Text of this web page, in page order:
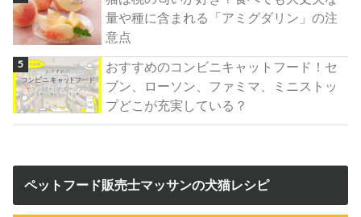
量や種に含まれる「アミグダリン」の注
意点
おすすめのコンビニキャットフード！セ
ブン、ローソン、ファミマ、ミニストッ
プどこが充実している？
ペットフード販売士マッサンの犬猫レシピ